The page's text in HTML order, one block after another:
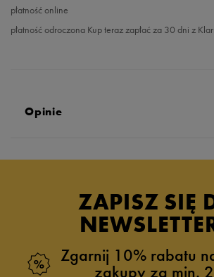
płatność online
płatność odroczona Kup teraz zapłać za 30 dni z
Opinie
ZAPISZ SIĘ
Zgarnij 10% rabatu
zakupy za min.